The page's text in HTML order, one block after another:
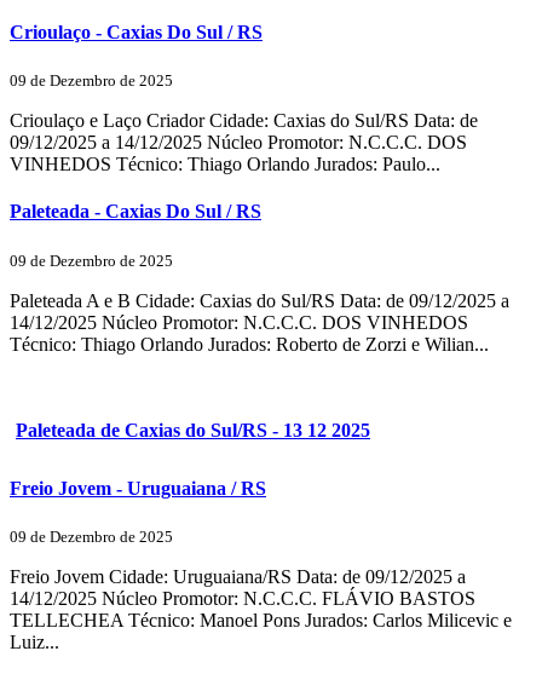
Crioulaço - Caxias Do Sul / RS
09 de Dezembro de 2025
Crioulaço e Laço Criador Cidade: Caxias do Sul/RS Data: de
09/12/2025 a 14/12/2025 Núcleo Promotor: N.C.C.C. DOS
VINHEDOS Técnico: Thiago Orlando Jurados: Paulo...
Paleteada - Caxias Do Sul / RS
09 de Dezembro de 2025
Paleteada A e B Cidade: Caxias do Sul/RS Data: de 09/12/2025 a
14/12/2025 Núcleo Promotor: N.C.C.C. DOS VINHEDOS
Técnico: Thiago Orlando Jurados: Roberto de Zorzi e Wilian...
Paleteada de Caxias do Sul/RS - 13 12 2025
Freio Jovem - Uruguaiana / RS
09 de Dezembro de 2025
Freio Jovem Cidade: Uruguaiana/RS Data: de 09/12/2025 a
14/12/2025 Núcleo Promotor: N.C.C.C. FLÁVIO BASTOS
TELLECHEA Técnico: Manoel Pons Jurados: Carlos Milicevic e
Luiz...